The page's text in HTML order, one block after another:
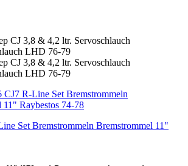
Set Bremstrommeln Bremstrommel 11"